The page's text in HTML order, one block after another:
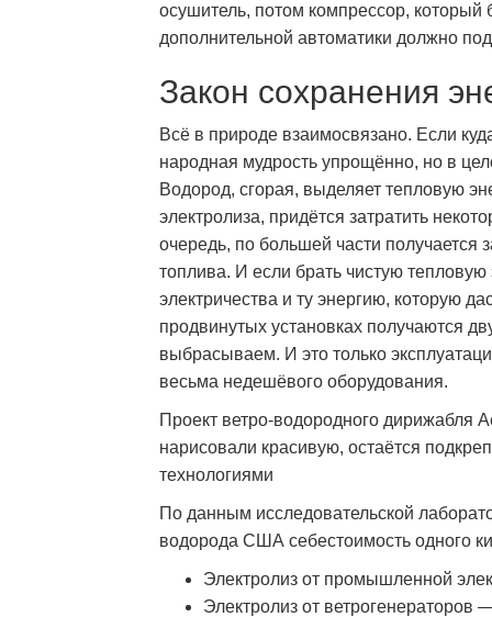
осушитель, потом компрессор, который
дополнительной автоматики должно
Закон сохранения
Всё в природе взаимосвязано. Если
народная мудрость упрощённо, но в
Водород, сгорая, выделяет тепловую
электролиза, придётся затратить
очередь, по большей части получается
топлива. И если брать чистую
электричества и ту энергию, которую
продвинутых установках получаются
выбрасываем. И это только
весьма недешёвого оборудования.
Проект ветро-водородного дирижабля
нарисовали красивую, остаётся
технологиями
По данным исследовательской
водорода США себестоимость одного
Электролиз от промышленной
Электролиз от ветрогенераторов